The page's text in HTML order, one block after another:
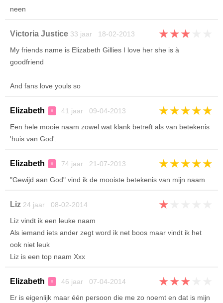
neen
Victoria Justice 33 jaar 18-02-2013 ★★★
My friends name is Elizabeth Gillies I love her she is à
goodfriend
And fans love youls so
Elizabeth ♀ 41 jaar 09-04-2013 ★★★★★
Een hele mooie naam zowel wat klank betreft als van betekenis
'huis van God'.
Elizabeth ♀ 74 jaar 21-07-2013 ★★★★★
"Gewijd aan God" vind ik de mooiste betekenis van mijn naam
Liz 24 jaar 08-02-2014 ★
Liz vindt ik een leuke naam
Als iemand iets ander zegt word ik net boos maar vindt ik het
ook niet leuk
Liz is een top naam Xxx
Elizabeth ♀ 46 jaar 07-04-2014 ★★★
Er is eigenlijk maar één persoon die me zo noemt en dat is mijn